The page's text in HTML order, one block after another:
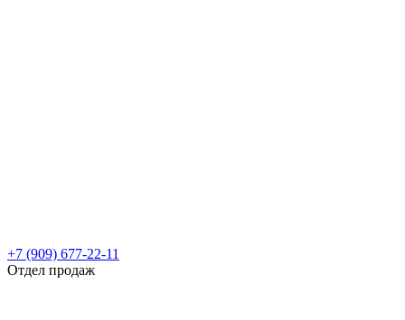
+7 (909) 677-22-11
Отдел продаж